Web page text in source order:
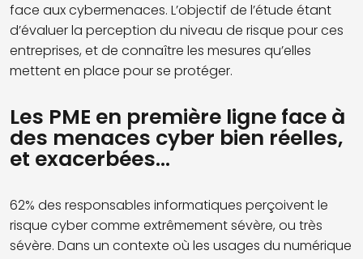
face aux cybermenaces. L’objectif de l’étude étant
d’évaluer la perception du niveau de risque pour ces
entreprises, et de connaître les mesures qu’elles
mettent en place pour se protéger.
Les PME en première ligne face à
des menaces cyber bien réelles,
et exacerbées…
62% des responsables informatiques perçoivent le
risque cyber comme extrêmement sévère, ou très
sévère. Dans un contexte où les usages du numérique